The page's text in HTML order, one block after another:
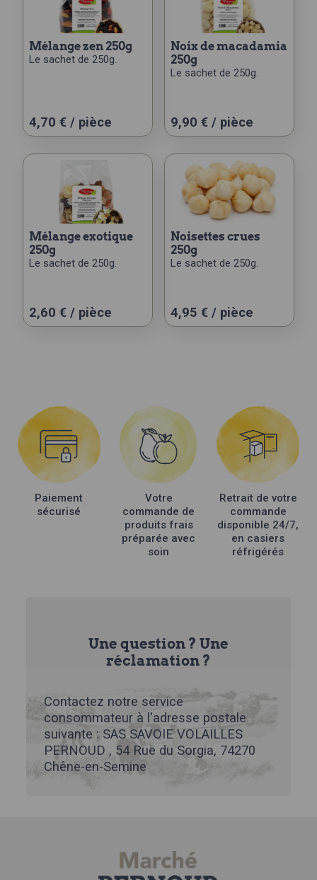
mélange zen 250g
Le sachet de 250g.
4,70 € / pièce
noix de macadamia
250g
Le sachet de 250g.
9,90 € / pièce
mélange exotique
250g
Le sachet de 250g.
2,60 € / pièce
noisettes crues
250g
Le sachet de 250g.
4,95 € / pièce
Paiement
sécurisé
Votre
commande de
produits frais
préparée avec
soin
Retrait de votre
commande
disponible 24/7,
en casiers
réfrigérés
Une question ? Une
réclamation ?
Contactez notre service
consommateur à l'adresse postale
suivante : SAS SAVOIE VOLAILLES
PERNOUD , 54 Rue du Sorgia, 74270
Chêne-en-Semine